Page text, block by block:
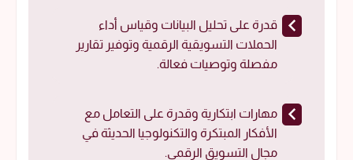
قدرة على تحليل البيانات وقياس أداء
الحملات التسويقية الرقمية وتوفير تقارير
مفصلة وتوصيات فعالة.
مهارات ابتكارية وقدرة على التعامل مع
الأفكار المبتكرة والتكنولوجيا الحديثة في
مجال التسويق الرقمي.